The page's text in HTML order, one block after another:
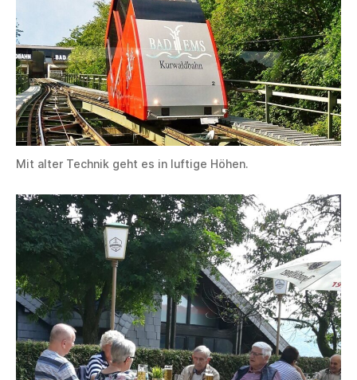
Mit alter Technik geht es in luftige Höhen.